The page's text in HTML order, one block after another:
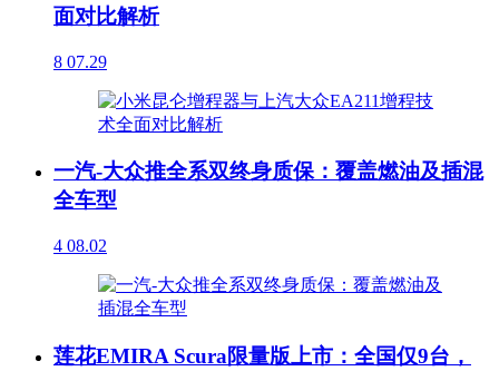
面对比解析
8 07.29
一汽-大众推全系双终身质保：覆盖燃油及插混
全车型
4 08.02
莲花EMIRA Scura限量版上市：全国仅9台，